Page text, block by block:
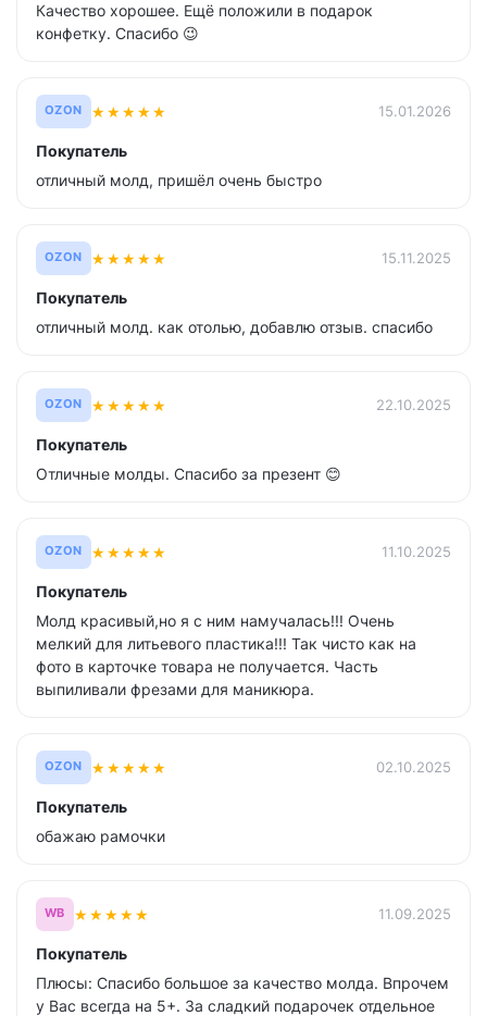
Качество хорошее. Ещё положили в подарок
конфетку. Спасибо 😉
OZON ★★★★★ 15.01.2026
Покупатель
отличный молд, пришёл очень быстро
OZON ★★★★★ 15.11.2025
Покупатель
отличный молд. как отолью, добавлю отзыв. спасибо
OZON ★★★★★ 22.10.2025
Покупатель
Отличные молды. Спасибо за презент 😊
OZON ★★★★★ 11.10.2025
Покупатель
Молд красивый,но я с ним намучалась!!! Очень
мелкий для литьевого пластика!!! Так чисто как на
фото в карточке товара не получается. Часть
выпиливали фрезами для маникюра.
OZON ★★★★★ 02.10.2025
Покупатель
обажаю рамочки
WB ★★★★★ 11.09.2025
Покупатель
Плюсы: Спасибо большое за качество молда. Впрочем
у Вас всегда на 5+. За сладкий подарочек отдельное